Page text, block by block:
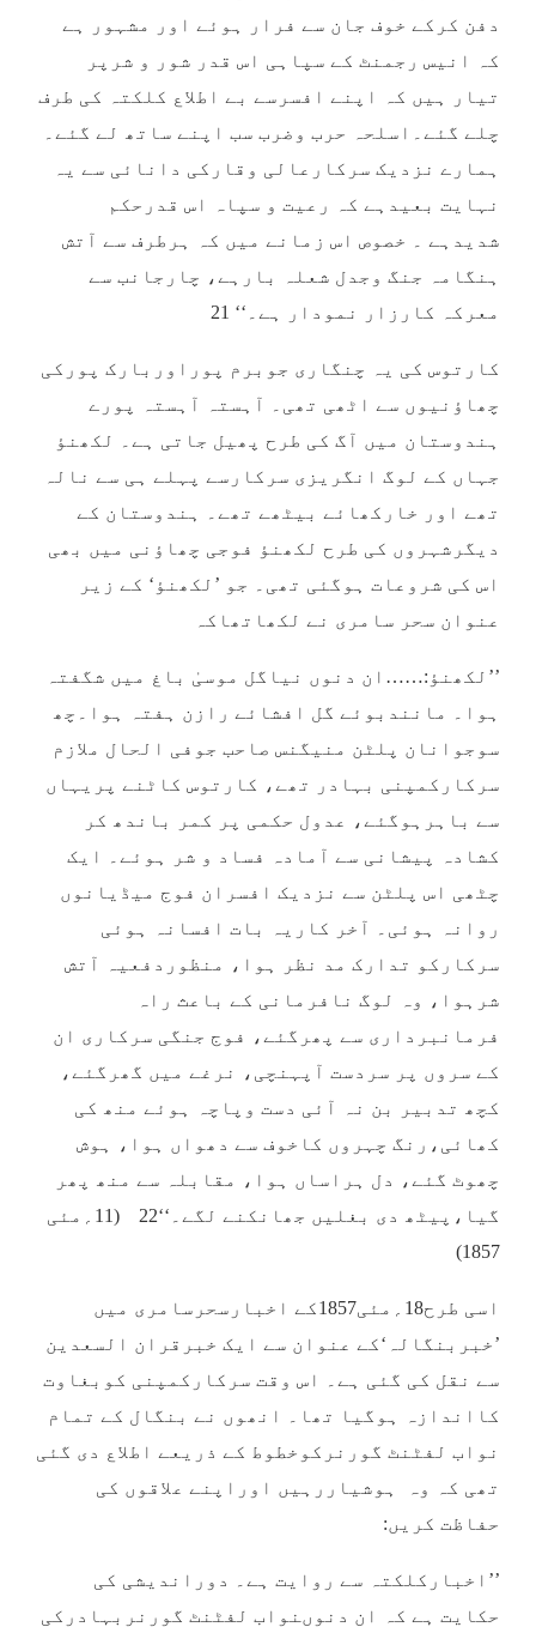
دفن کرکے خوف جان سے فرار ہوئے اور مشہور ہے
کہ انیس رجمنٹ کے سپاہی اس قدر شور و شرپر
تیار ہیں کہ اپنے افسرسے بے اطلاع کلکتہ کی طرف
چلے گئے۔اسلحہ حرب وضرب سب اپنے ساتھ لے گئے۔
ہمارے نزدیک سرکارعالی وقارکی دانائی سے یہ
نہایت بعیدہے کہ رعیت و سپاہ اس قدرحکم
شدیدہے ۔ خصوص اس زمانے میں کہ ہرطرف سے آتش
ہنگامہ جنگ وجدل شعلہ بارہے، چارجانب سے
معرکہ کارزار نمودار ہے۔‘‘ 21
کارتوس کی یہ چنگاری جوبرم پوراوربارک پورکی
چھاؤنیوں سے اٹھی تھی۔ آہستہ آہستہ پورے
ہندوستان میں آگ کی طرح پھیل جاتی ہے۔ لکھنؤ
جہاں کے لوگ انگریزی سرکارسے پہلے ہی سے نالہ
تھے اور خارکھائے بیٹھے تھے۔ ہندوستان کے
دیگرشہروں کی طرح لکھنؤ فوجی چھاؤنی میں بھی
اس کی شروعات ہوگئی تھی۔ جو ’لکھنؤ‘ کے زیر
عنوان سحر سامری نے لکھاتھاکہ
’’لکھنؤ:……ان دنوں نیاگل موسیٰ باغ میں شگفتہ
ہوا۔ مانندبوئے گل افشائے رازن ہفتہ ہوا۔چھ
سوجوانان پلٹن منیگنس صاحب جوفی الحال ملازم
سرکارکمپنی بہادر تھے، کارتوس کاٹنے پریہاں
سے باہرہوگئے، عدول حکمی پر کمر باندھ کر
کشادہ پیشانی سے آمادہ فساد و شر ہوئے۔ ایک
چٹھی اس پلٹن سے نزدیک افسران فوج میڈیانوں
روانہ ہوئی۔ آخر کاریہ بات افسانہ ہوئی
سرکارکو تدارک مد نظر ہوا، منظوردفعیہ آتش
شرہوا، وہ لوگ نافرمانی کے باعث راہ
فرمانبرداری سے پھرگئے، فوج جنگی سرکاری ان
کے سروں پر سردست آپہنچی، نرغے میں گھرگئے،
کچھ تدبیر بن نہ آئی دست وپاچہ ہوئے منھ کی
کھائی،رنگ چہروں کاخوف سے دھواں ہوا، ہوش
چھوٹ گئے، دل ہراساں ہوا، مقابلہ سے منھ پھر
گیا،پیٹھ دی بغلیں جھانکنے لگے۔‘‘22 (11؍مئی
1857)
اسی طرح18؍مئی1857کے اخبارسحرسامری میں
’خبربنگالہ‘کے عنوان سے ایک خبرقران السعدین
سے نقل کی گئی ہے۔ اس وقت سرکارکمپنی کوبغاوت
کااندازہ ہوگیا تھا۔ انھوں نے بنگال کے تمام
نواب لفٹنٹ گورنرکوخطوط کے ذریعے اطلاع دی گئی
تھی کہ وہ ہوشیاررہیں اوراپنے علاقوں کی
حفاظت کریں:
’’اخبارکلکتہ سے روایت ہے۔ دوراندیشی کی
حکایت ہے کہ ان دنوںنواب لفٹنٹ گورنربہادرکی